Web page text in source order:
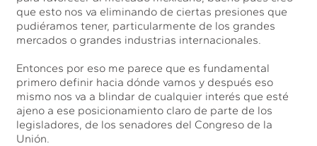
que esto nos va eliminando de ciertas presiones que
pudiéramos tener, particularmente de los grandes
mercados o grandes industrias internacionales.
Entonces por eso me parece que es fundamental
primero definir hacia dónde vamos y después eso
mismo nos va a blindar de cualquier interés que esté
ajeno a ese posicionamiento claro de parte de los
legisladores, de los senadores del Congreso de la
Unión.